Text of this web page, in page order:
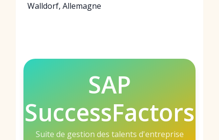
Walldorf, Allemagne
SAP
SuccessFactors
Suite de gestion des talents d'entreprise